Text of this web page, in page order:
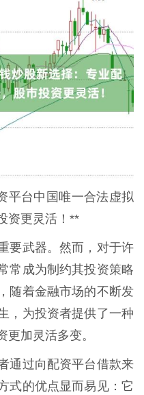
平台中国唯一合法虚拟
资更灵活！**
要武器。然而，对于许
常成为制约其投资策略
随着金融市场的不断发
，为投资者提供了一种
加灵活多变。
通过向配资平台借款来
式的优点显而易见：它